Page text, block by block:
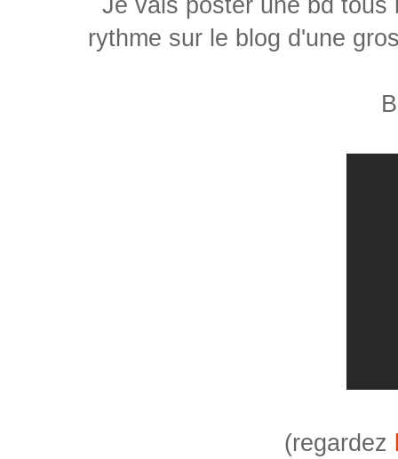
Je vais poster une bd
rythme sur le blog d'une
(regardez